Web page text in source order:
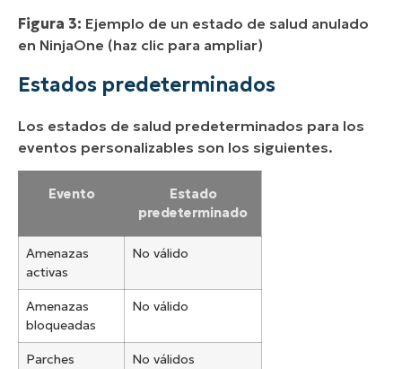
Figura 3: Ejemplo de un estado de salud anulado
en NinjaOne (haz clic para ampliar)
Estados predeterminados
Los estados de salud predeterminados para los
eventos personalizables son los siguientes.
Evento
Estado
predeterminado
Amenazas
activas
No válido
Amenazas
bloqueadas
No válido
Parches
No válidos